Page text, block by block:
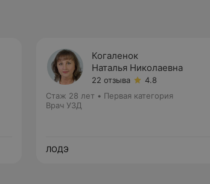
Когаленок
Наталья Николаевна
22 отзыва
4.8
Стаж 28 лет • Первая категория
Врач УЗД
ЛОДЭ